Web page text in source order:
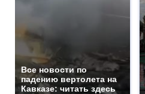
Все новости по
падению вертолета на
Кавказе: читать здесь